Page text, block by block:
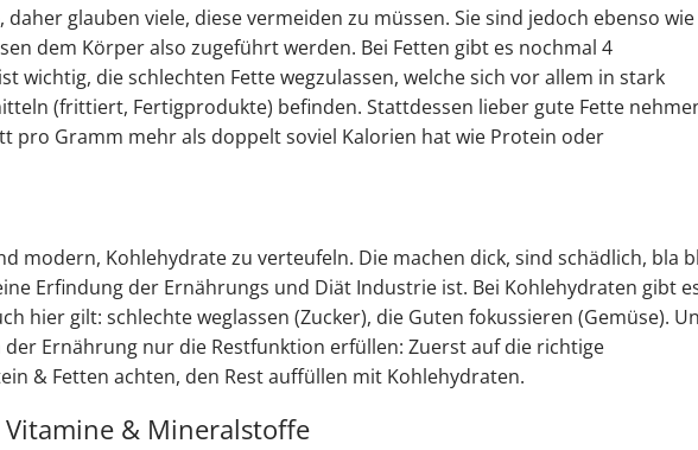
daher glauben viele, diese vermeiden zu müssen. Sie sind jedoch ebenso wie
dem Körper also zugeführt werden. Bei Fetten gibt es nochmal 4
wichtig, die schlechten Fette wegzulassen, welche sich vor allem in stark
(frittiert, Fertigprodukte) befinden. Stattdessen lieber gute Fette
pro Gramm mehr als doppelt soviel Kalorien hat wie Protein oder
modern, Kohlehydrate zu verteufeln. Die machen dick, sind schädlich, bla
Erfindung der Ernährungs und Diät Industrie ist. Bei Kohlehydraten gibt
hier gilt: schlechte weglassen (Zucker), die Guten fokussieren (Gemüse).
Ernährung nur die Restfunktion erfüllen: Zuerst auf die richtige
& Fetten achten, den Rest auffüllen mit Kohlehydraten.
& Mineralstoffe